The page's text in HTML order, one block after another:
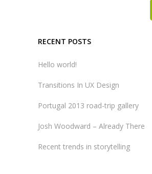
RECENT POSTS
Hello world!
Transitions In UX Design
Portugal 2013 road-trip gallery
Josh Woodward – Already There
Recent trends in storytelling